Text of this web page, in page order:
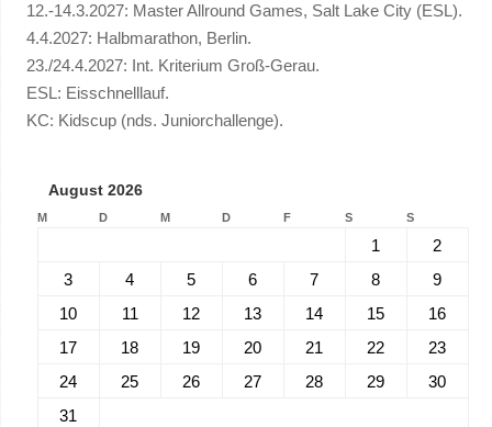
12.-14.3.2027: Master Allround Games, Salt Lake City (ESL).
4.4.2027: Halbmarathon, Berlin.
23./24.4.2027: Int. Kriterium Groß-Gerau.
ESL: Eisschnelllauf.
KC: Kidscup (nds. Juniorchallenge).
August 2026
M D M D F S S
1
2
3
4 5 6 7 8
9
10
11 12 13 14 15
16
17
18 19 20 21 22
23
24
25 26 27 28 29
30
31